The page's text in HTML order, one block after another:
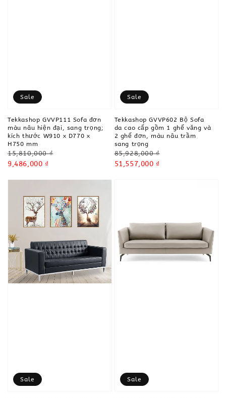
Sale
Tekkashop GVVP111 Sofa đơn
màu nâu hiện đại, sang trọng;
kích thước W910 x D770 x
H750 mm
Regular
price
15,810,000 ₫
Sale
9,486,000 ₫
Sale
Tekkashop GVVP602 Bộ Sofa
da cao cấp gồm 1 ghế văng và
2 ghế đơn, màu nâu trầm
sang trọng
Regular
price
85,928,000 ₫
Sale
51,557,000 ₫
Sale Sale